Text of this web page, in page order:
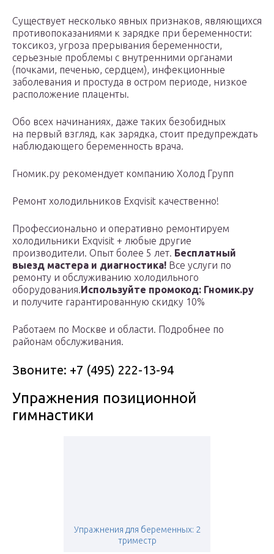
Существует несколько явных признаков, являющихся
противопоказаниями к зарядке при беременности:
токсикоз, угроза прерывания беременности,
серьезные проблемы с внутренними органами
(почками, печенью, сердцем), инфекционные
заболевания и простуда в остром периоде, низкое
расположение плаценты.
Обо всех начинаниях, даже таких безобидных
на первый взгляд, как зарядка, стоит предупреждать
наблюдающего беременность врача.
Гномик.ру рекомендует компанию Холод Групп
Ремонт холодильников Exqvisit качественно!
Профессионально и оперативно ремонтируем
холодильники Exqvisit + любые другие
производители. Опыт более 5 лет. Бесплатный
выезд мастера и диагностика! Все услуги по
ремонту и обслуживанию холодильного
оборудования.Используйте промокод: Гномик.ру
и получите гарантированную скидку 10%
Работаем по Москве и области. Подробнее по
районам обслуживания.
Звоните: +7 (495) 222-13-94
Упражнения позиционной
гимнастики
Упражнения для беременных: 2
триместр